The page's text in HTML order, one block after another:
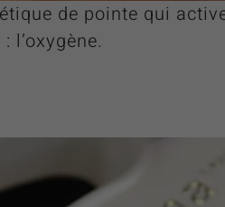
de pointe qui
l’oxygène.